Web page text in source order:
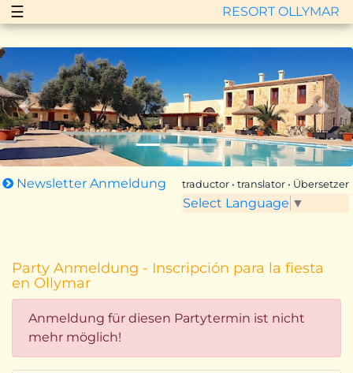
☰ RESORT OLLYMAR
Zurück Vor
Newsletter Anmeldung traductor • translator • Übersetzer
Select Language ▼
Party Anmeldung - Inscripción para la fiesta
en Ollymar
Anmeldung für diesen Partytermin ist nicht
mehr möglich!